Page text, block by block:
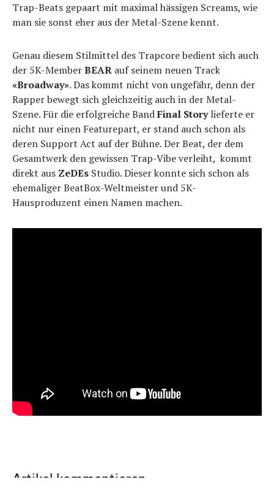
Trap-Beats gepaart mit maximal hässigen Screams, wie
man sie sonst eher aus der Metal-Szene kennt.
Genau diesem Stilmittel des Trapcore bedient sich auch
der 5K-MemberBEAR auf seinem neuen Track
«Broadway». Das kommt nicht von ungefähr, denn der
Rapper bewegt sich gleichzeitig auch in der Metal-
Szene. Für die erfolgreiche BandFinal Storylieferte er
nicht nur einen Featurepart, er stand auch schon als
deren Support Act auf der Bühne. Der Beat, der dem
Gesamtwerk den gewissen Trap-Vibe verleiht, kommt
direkt aus ZeDEs Studio. Dieser konnte sich schon als
ehemaliger BeatBox-Weltmeister und 5K-
Hausproduzent einen Namen machen.
Artikel kommentieren